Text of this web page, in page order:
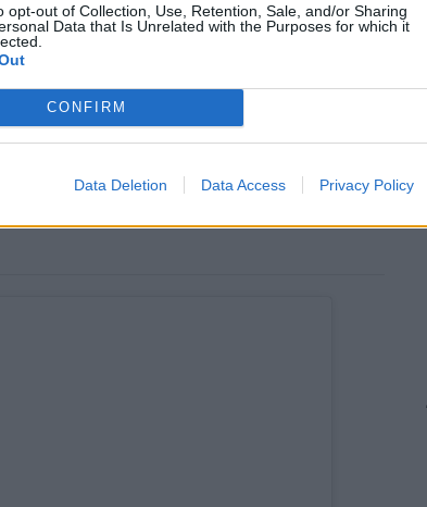
opt-out of Collection, Use, Retention, Sale, and/or Sharing
Data that Is Unrelated with the Purposes for which it
CONFIRM
Data Deletion Data Access Privacy Policy